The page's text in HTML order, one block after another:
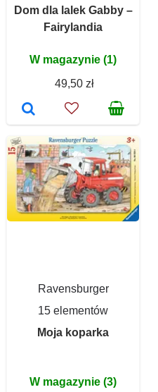
Dom dla lalek Gabby –
Fairylandia
W magazynie (1)
49,50 zł
Ravensburger
15 elementów
Moja koparka
W magazynie (3)